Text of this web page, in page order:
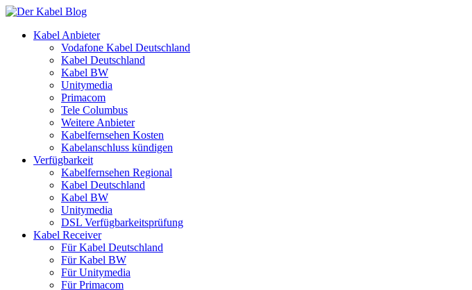
Kabel Anbieter
Vodafone Kabel Deutschland
Kabel Deutschland
Kabel BW
Unitymedia
Primacom
Tele Columbus
Weitere Anbieter
Kabelfernsehen Kosten
Kabelanschluss kündigen
Verfügbarkeit
Kabelfernsehen Regional
Kabel Deutschland
Kabel BW
Unitymedia
DSL Verfügbarkeitsprüfung
Kabel Receiver
Für Kabel Deutschland
Für Kabel BW
Für Unitymedia
Für Primacom